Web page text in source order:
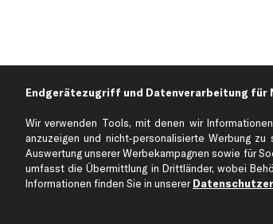
Über kfzteile24
Über uns
Endgerätezugriff und Datenverarbeitung für
Wir verwenden Tools, mit denen wir
anzuzeigen und nicht-personalisierte Werbung
Auswertung unserer Werbekampagnen sowie für
umfasst die Übermittlung in Drittländer, wobei
Informationen finden Sie in unserer